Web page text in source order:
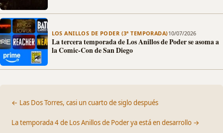
LOS ANILLOS DE PODER (3ª TEMPORADA)10/07/2026
La tercera temporada de Los Anillos de Poder se asoma a
la Comic-Con de San Diego
← Las Dos Torres, casi un cuarto de siglo después
La temporada 4 de Los Anillos de Poder ya está en desarrollo →